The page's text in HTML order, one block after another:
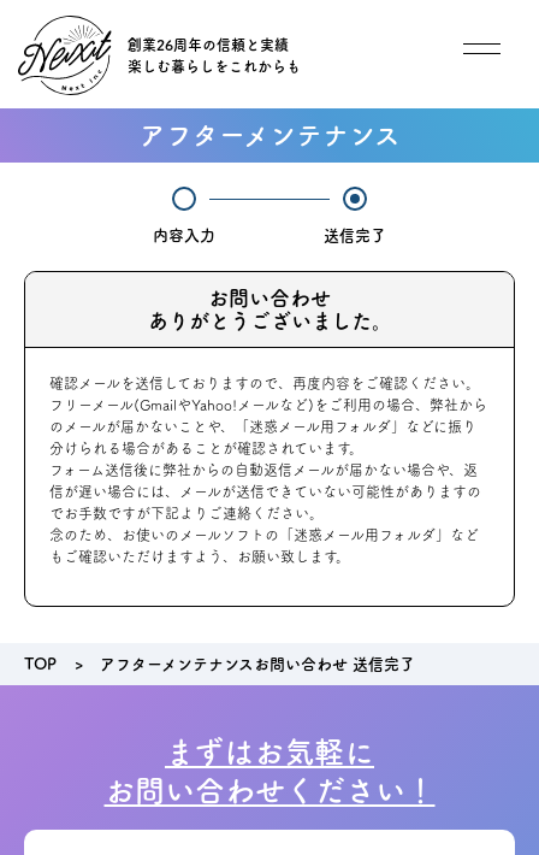
創業26周年の信頼と実績
楽しむ暮らしをこれからも
オススメ物件
オーナー様インタビュー
ごあいさつ
チーム紹介
アクセス
ブログ
キャンペーン
アフターメンテナンス
内容入力 送信完了
お問い合わせ
ありがとうございました。
確認メールを送信しておりますので、再度内容をご確認ください。
フリーメール(GmailやYahoo!メールなど)をご利用の場合、弊社から
のメールが届かないことや、「迷惑メール用フォルダ」などに振り
分けられる場合があることが確認されています。
フォーム送信後に弊社からの自動返信メールが届かない場合や、返
信が遅い場合には、メールが送信できていない可能性がありますの
でお手数ですが下記よりご連絡ください。
念のため、お使いのメールソフトの「迷惑メール用フォルダ」など
もご確認いただけますよう、お願い致します。
TOP アフターメンテナンスお問い合わせ 送信完了
まずはお気軽に
お問い合わせください！